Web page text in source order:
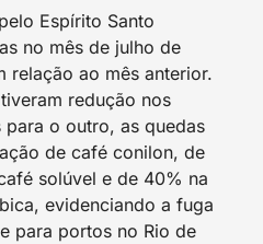
pelo Espírito Santo
no mês de julho de
relação ao mês anterior.
redução nos
para o outro, as quedas
de café conilon, de
solúvel e de 40% na
evidenciando a fuga
para portos no Rio de